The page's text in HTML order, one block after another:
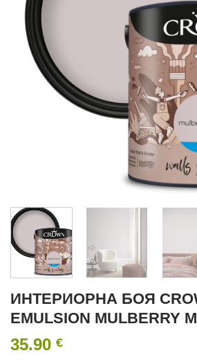
ИНТЕРИОРНА БОЯ
EMULSION MULBERRY
35.90 €